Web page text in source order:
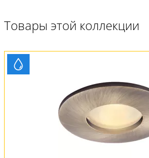
Товары этой коллекции